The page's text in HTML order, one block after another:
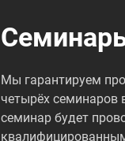
Мы гарантируем
четырёх семинаров
семинар будет